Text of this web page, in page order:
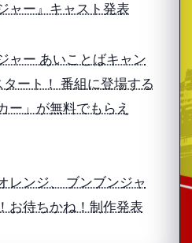
ャー』キャスト発表
ャー あいことばキャン
ート！ 番組に登場する
ー」が無料でもらえ
レンジ、 ブンブンジャ
お待ちかね！制作発表